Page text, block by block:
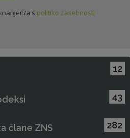
a s politiko zasebnosti
12
43
člane ZNS 282